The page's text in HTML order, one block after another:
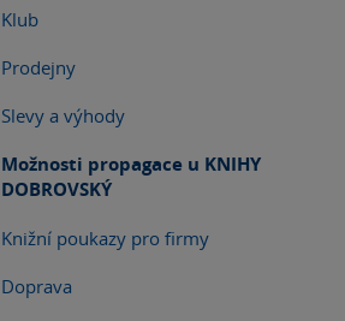
Klub
Prodejny
Slevy a výhody
Možnosti propagace u KNIHY
DOBROVSKÝ
Knižní poukazy pro firmy
Doprava